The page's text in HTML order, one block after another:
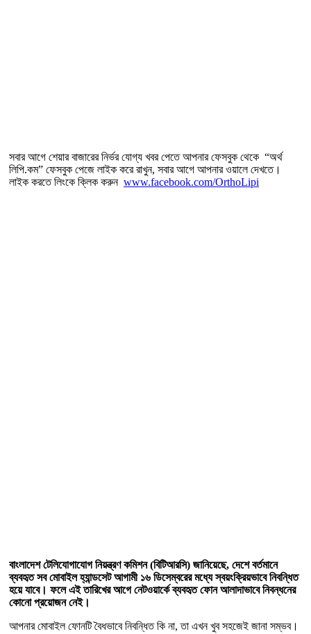
সবার আগে শেয়ার বাজারের নির্ভর যোগ্য খবর পেতে আপনার ফেসবুক থেকে “অর্থ
লিপি.কম” ফেসবুক পেজে লাইক করে রাখুন, সবার আগে আপনার ওয়ালে দেখতে।
লাইক করতে লিংকে ক্লিক করুন www.facebook.com/OrthoLipi
বাংলাদেশ টেলিযোগাযোগ নিয়ন্ত্রণ কমিশন (বিটিআরসি) জানিয়েছে, দেশে বর্তমানে
ব্যবহৃত সব মোবাইল হ্যান্ডসেট আগামী ১৬ ডিসেম্বরের মধ্যে স্বয়ংক্রিয়ভাবে নিবন্ধিত
হয়ে যাবে। ফলে এই তারিখের আগে নেটওয়ার্কে ব্যবহৃত ফোন আলাদাভাবে নিবন্ধনের
কোনো প্রয়োজন নেই।
আপনার মোবাইল ফোনটি বৈধভাবে নিবন্ধিত কি না, তা এখন খুব সহজেই জানা সম্ভব।